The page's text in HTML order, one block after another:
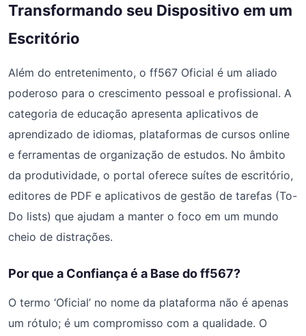
Transformando seu Dispositivo em um
Escritório
Além do entretenimento, o ff567 Oficial é um aliado
poderoso para o crescimento pessoal e profissional. A
categoria de educação apresenta aplicativos de
aprendizado de idiomas, plataformas de cursos online
e ferramentas de organização de estudos. No âmbito
da produtividade, o portal oferece suítes de escritório,
editores de PDF e aplicativos de gestão de tarefas (To-
Do lists) que ajudam a manter o foco em um mundo
cheio de distrações.
Por que a Confiança é a Base do ff567?
O termo ‘Oficial’ no nome da plataforma não é apenas
um rótulo; é um compromisso com a qualidade. O